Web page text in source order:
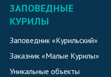
ЗАПОВЕДНЫЕ
КУРИЛЫ
Заповедник «Курильский»
Заказник «Малые Курилы»
Уникальные объекты